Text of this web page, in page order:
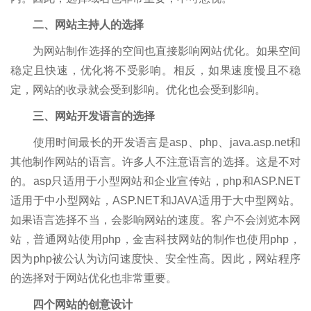
二、网站主持人的选择
为网站制作选择的空间也直接影响网站优化。如果空间
稳定且快速，优化将不受影响。相反，如果速度慢且不稳
定，网站的收录就会受到影响。优化也会受到影响。
三、网站开发语言的选择
使用时间最长的开发语言是asp、php、java.asp.net和
其他制作网站的语言。许多人不注意语言的选择。这是不对
的。asp只适用于小型网站和企业宣传站，php和ASP.NET
适用于中小型网站，ASP.NET和JAVA适用于大中型网站。
如果语言选择不当，会影响网站的速度。客户不会浏览本网
站，普通网站使用php，金吉科技网站的制作也使用php，
因为php被公认为访问速度快、安全性高。因此，网站程序
的选择对于网站优化也非常重要。
四个网站的创意设计